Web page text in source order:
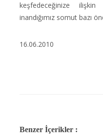
keşfedeceğinize
inandığımız somut bazı
16.06.2010
Benzer İçerikler :